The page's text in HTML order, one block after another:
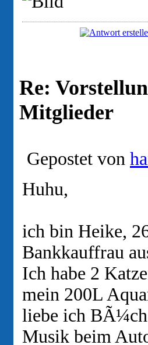
Re:
Mitglieder
Gepostet von
Huhu,
ich bin Heike,
Bankkauffrau
Ich habe 2
mein 200L
liebe ich
Musik beim